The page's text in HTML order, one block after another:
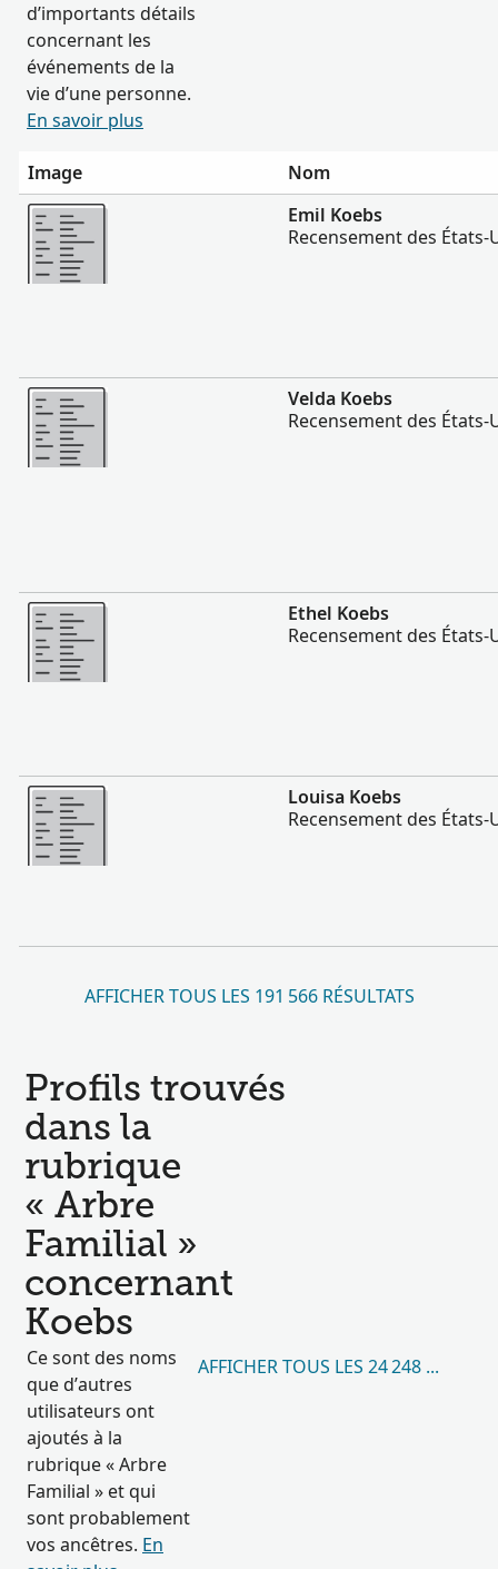
d’importants détails
concernant les
événements de la
vie d’une personne.
En savoir plus
Image
Nom
Plus
Emil Koebs
Recensement des États-
Plus
Velda Koebs
Recensement des États-
Plus
Ethel Koebs
Recensement des États-
Plus
Louisa Koebs
Recensement des États-
AFFICHER TOUS LES 191 566 RÉSULTATS
Profils trouvés
dans la
rubrique
« Arbre
Familial »
concernant
Koebs
Ce sont des noms
que d’autres
utilisateurs ont
ajoutés à la
rubrique « Arbre
Familial » et qui
sont probablement
vos ancêtres. En
AFFICHER TOUS LES 24 248